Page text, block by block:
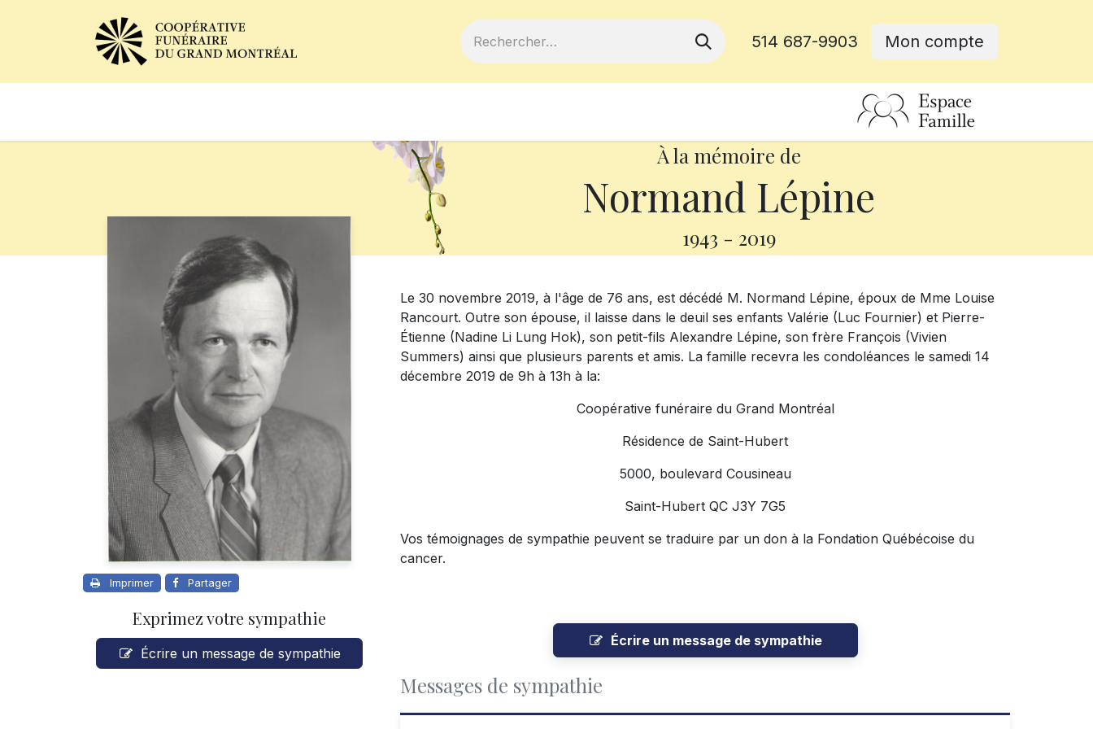
514 687-9903 Mon compte
À la mémoire de
Normand Lépine
1943 - 2019
Imprimer Partager
Exprimez votre sympathie
Écrire un message de sympathie
Le 30 novembre 2019, à l'âge de 76 ans, est décédé M. Normand Lépine, époux de Mme Louise
Rancourt. Outre son épouse, il laisse dans le deuil ses enfants Valérie (Luc Fournier) et Pierre-
Étienne (Nadine Li Lung Hok), son petit-fils Alexandre Lépine, son frère François (Vivien
Summers) ainsi que plusieurs parents et amis. La famille recevra les condoléances le samedi 14
décembre 2019 de 9h à 13h à la:
Coopérative funéraire du Grand Montréal
Résidence de Saint-Hubert
5000, boulevard Cousineau
Saint-Hubert QC J3Y 7G5
Vos témoignages de sympathie peuvent se traduire par un don à la Fondation Québécoise du
cancer.
Écrire un message de sympathie
Messages de sympathie